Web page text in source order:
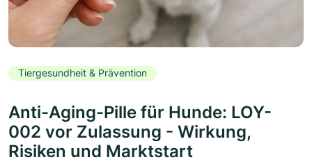
Tiergesundheit & Prävention
Anti-Aging-Pille für Hunde: LOY-
002 vor Zulassung - Wirkung,
Risiken und Marktstart